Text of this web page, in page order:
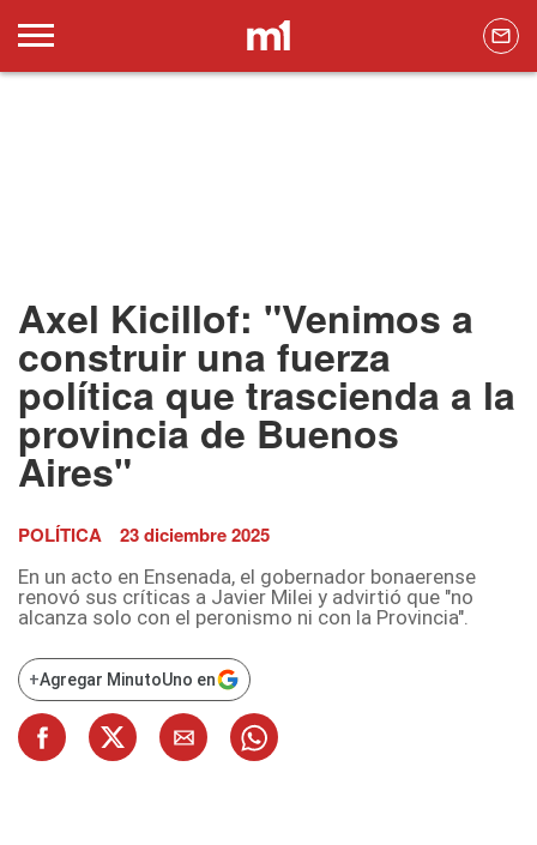
Axel Kicillof: "Venimos a
construir una fuerza
política que trascienda a la
provincia de Buenos
Aires"
POLÍTICA 23 diciembre 2025
En un acto en Ensenada, el gobernador bonaerense
renovó sus críticas a Javier Milei y advirtió que "no
alcanza solo con el peronismo ni con la Provincia".
+Agregar MinutoUno en